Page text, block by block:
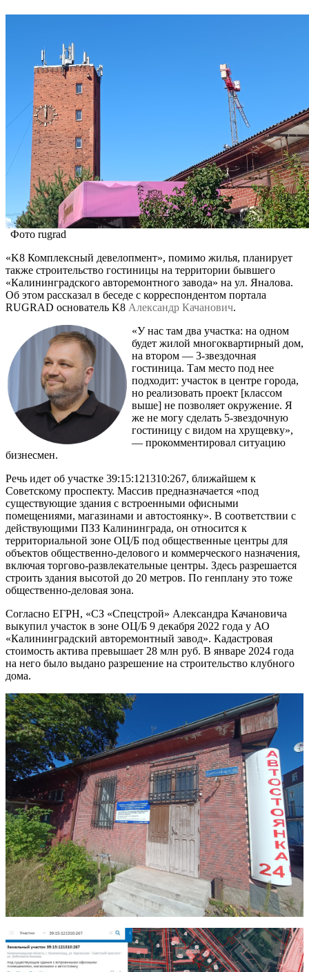
Фото rugrad
«K8 Комплексный девелопмент», помимо жилья, планирует
также строительство гостиницы на территории бывшего
«Калининградского авторемонтного завода» на ул. Яналова.
Об этом рассказал в беседе с корреспондентом портала
RUGRAD основатель K8 Александр Качанович.
«У нас там два участка: на одном
будет жилой многоквартирный дом,
на втором — 3-звездочная
гостиница. Там место под нее
подходит: участок в центре города,
но реализовать проект [классом
выше] не позволяет окружение. Я
же не могу сделать 5-звездочную
гостиницу с видом на хрущевку»,
— прокомментировал ситуацию
бизнесмен.
Речь идет об участке 39:15:121310:267, ближайшем к
Советскому проспекту. Массив предназначается «под
существующие здания с встроенными офисными
помещениями, магазинами и автостоянку». В соответствии с
действующими ПЗЗ Калининграда, он относится к
территориальной зоне ОЦ/Б под общественные центры для
объектов общественно-делового и коммерческого назначения,
включая торгово-развлекательные центры. Здесь разрешается
строить здания высотой до 20 метров. По генплану это тоже
общественно-деловая зона.
Согласно ЕГРН, «СЗ «Спецстрой» Александра Качановича
выкупил участок в зоне ОЦ/Б 9 декабря 2022 года у АО
«Калининградский авторемонтный завод». Кадастровая
стоимость актива превышает 28 млн руб. В январе 2024 года
на него было выдано разрешение на строительство клубного
дома.